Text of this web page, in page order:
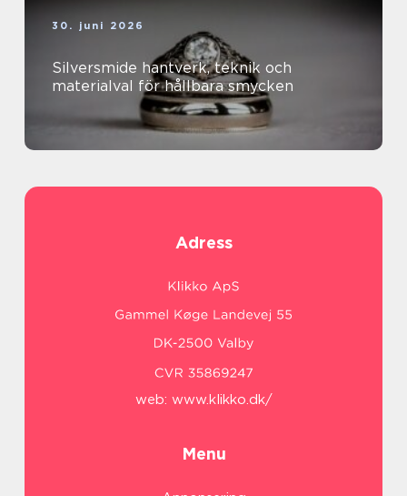
30. juni 2026
Silversmide hantverk, teknik och
materialval för hållbara smycken
Adress
web: www.klikko.dk/
Menu